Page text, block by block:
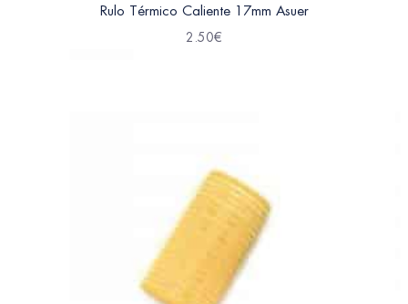
Rulo Térmico Caliente 17mm Asuer
2.50€